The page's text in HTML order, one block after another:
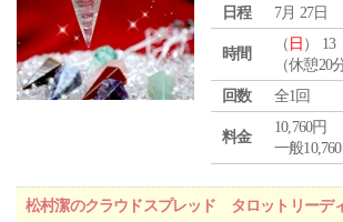
日程
7月 27日
時間
（ 日 ） 13
（休憩20
回数
全1回
料金
10,760円
一般
松村潔のクラウドスプレッド タロットリーデ